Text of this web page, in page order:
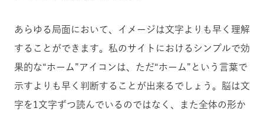
あらゆる局面において、イメージは文字よりも早く理解
することができます。私のサイトにおけるシンプルで効
果的な“ホーム”アイコンは、ただ“ホーム”という言葉で
示すよりも早く判断することが出来るでしょう。脳は文
字を1文字ずつ読んでいるのではなく、また全体の形か